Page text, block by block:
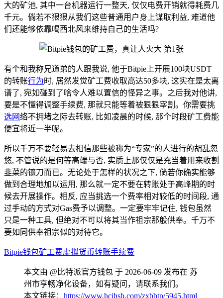
大的矿池, 其中一台机器运行一整天, 仅仅电费开销就得耗费几
千元。倘若不狠狠从我们这些普通用户身上谋取利益, 难道他
们还能够依靠喝西北风来维持自己的生活吗?
有个和我称兄道弟的人跟我说, 他于Bitpie上开展100块USDT
的转账行为时, 居然发觉矿工费收取高达50多块, 这实在是太离
谱了, 宛如碰到了啥令人难以置信的怪异之事。之后我对他讲,
要是不懂得调整手续费, 那就只能等着被狠狠宰割。你需要挑
选网络不拥堵之际去转账, 比如凌晨的时候, 那个时段矿工费能
便宜将近一半呢。
所以千万不要轻易去相信那些被称为“专家”的人进行的胡乱忽
悠, 不管说的是何等高端与否, 实质上那仅仅是充当着用来收割
韭菜的镰刀而已。无论处于怎样的状况之下, 倘若你确实能够
做到合理地加以运用, 那么就一定不要在转账处于高峰期的时
候去开展操作。相反, 应当挑选一个费率相对较低的时间段, 通
过手动的方式对Gas费予以调整。一定要牢牢记住, 钱包虽然
只是一种工具, 但绝对不可以将其当作祖宗那般供奉。千万不
要如同供奉祖宗似的对待它。
Bitpie钱包矿工费虚拟货币转账手续费
本文由 @比特派官方钱包 于 2026-06-09 发布在 苏
州市亨畅净化设备，如有疑问，请联系我们。
本文链接： https://www.hcjhsb.com/zxbbtp/5945.html